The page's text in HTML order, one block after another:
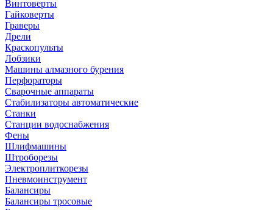
Винтоверты
Гайковерты
Граверы
Дрели
Краскопульты
Лобзики
Машины алмазного бурения
Перфораторы
Сварочные аппараты
Стабилизаторы автоматические
Станки
Станции водоснабжения
Фены
Шлифмашины
Штроборезы
Электроплиткорезы
Пневмоинструмент
Балансиры
Балансиры тросовые